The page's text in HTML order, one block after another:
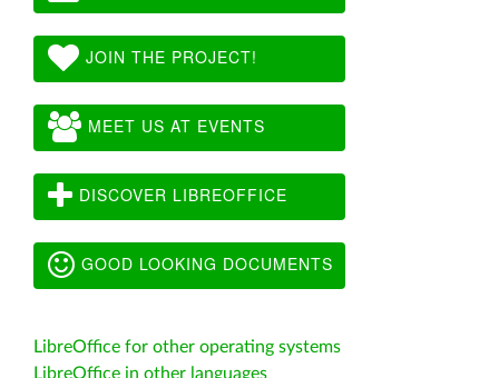
JOIN THE PROJECT!
MEET US AT EVENTS
DISCOVER LIBREOFFICE
GOOD LOOKING DOCUMENTS
LibreOffice for other operating systems
LibreOffice in other languages